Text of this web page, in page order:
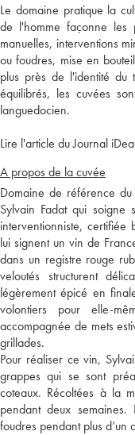
Le domaine pratique la
de l'homme façonne les
manuelles, interventions
ou foudres, mise en
plus près de l'identité du
équilibrés, les cuvées
languedocien.
Lire l'article du Journal
A propos de la cuvée
Domaine de référence
Sylvain Fadat qui
interventionniste,
lui signent un vin de
dans un registre rouge
veloutés structurent
légèrement épicé en
volontiers pour elle-
accompagnée de mets
grillades.
Pour réaliser ce vin,
grappes qui se sont
coteaux. Récoltées à la
pendant deux
foudres pendant plus d’un